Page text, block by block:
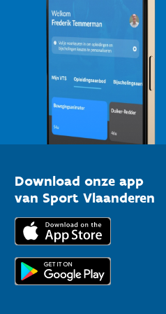
Download onze app
van Sport Vlaanderen